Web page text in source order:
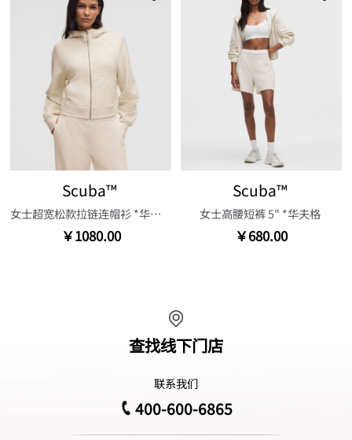
Scuba™
女士超宽松款拉链连帽衫 *华夫格
￥1080.00
Scuba™
女士高腰短裤 5" *华夫格
￥680.00
查找线下门店
联系我们
400-600-6865